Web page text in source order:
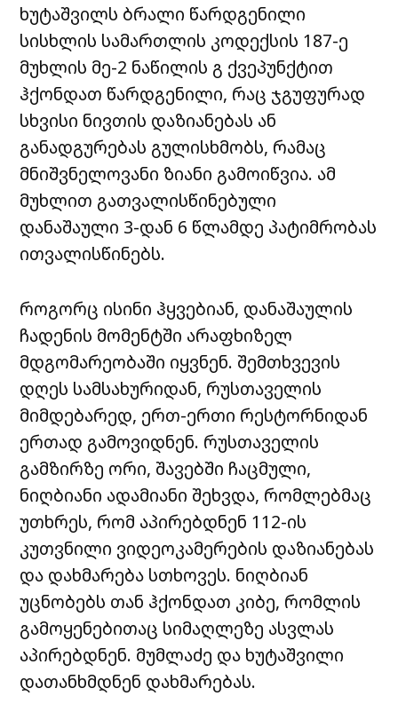
ხუტაშვილს ბრალი წარდგენილი
სისხლის სამართლის კოდექსის 187-ე
მუხლის მე-2 ნაწილის გ ქვეპუნქტით
ჰქონდათ წარდგენილი, რაც ჯგუფურად
სხვისი ნივთის დაზიანებას ან
განადგურებას გულისხმობს, რამაც
მნიშვნელოვანი ზიანი გამოიწვია. ამ
მუხლით გათვალისწინებული
დანაშაული 3-დან 6 წლამდე პატიმრობას
ითვალისწინებს.
როგორც ისინი ჰყვებიან, დანაშაულის
ჩადენის მომენტში არაფხიზელ
მდგომარეობაში იყვნენ. შემთხვევის
დღეს სამსახურიდან, რუსთაველის
მიმდებარედ, ერთ-ერთი რესტორნიდან
ერთად გამოვიდნენ. რუსთაველის
გამზირზე ორი, შავებში ჩაცმული,
ნიღბიანი ადამიანი შეხვდა, რომლებმაც
უთხრეს, რომ აპირებდნენ 112-ის
კუთვნილი ვიდეოკამერების დაზიანებას
და დახმარება სთხოვეს. ნიღბიან
უცნობებს თან ჰქონდათ კიბე, რომლის
გამოყენებითაც სიმაღლეზე ასვლას
აპირებდნენ. მუმლაძე და ხუტაშვილი
დათანხმდნენ დახმარებას.